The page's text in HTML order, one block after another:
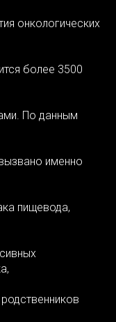
онкологических
более 3500
По данным
именно
пищевода,